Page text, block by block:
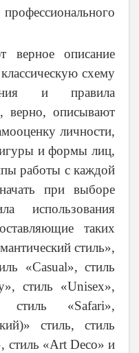
описание
схему
и правила
верно, описывают
личности,
и формы лиц,
работы с каждой
при выборе
использования
таких
стиль»,
«Casual», стиль
», стиль «Unisex»,
стиль «Safari»,
стиль, стиль
стиль «Art Deco» и